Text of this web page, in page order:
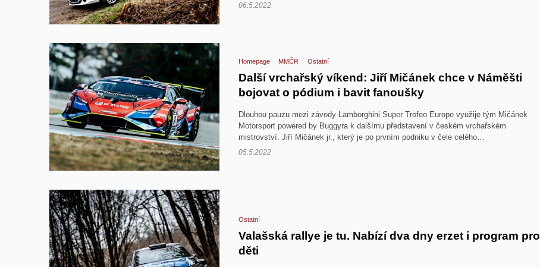
06.5.2022
Homepage MMČR Ostatní
Další vrchařský víkend: Jiří Mičánek chce v Náměšti
bojovat o pódium i bavit fanoušky
Dlouhou pauzu mezi závody Lamborghini Super Trofeo Europe využije tým Mičánek
Motorsport powered by Buggyra k dalšímu představení v českém vrchařském
mistrovství. Jiří Mičánek jr., který je po prvním podniku v čele celého…
05.5.2022
Ostatní
Valašská rallye je tu. Nabízí dva dny erzet i program pro
děti